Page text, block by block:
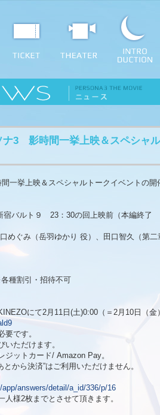
ナ3 影時間一挙上映＆スペシャ
間一挙上映＆スペシャルトークイベントの開
宿バルト９ 23：30の回上映前（本編終了
めぐみ（岳羽ゆかり 役）、田口智久（第
種割引・招待不可
にて2月11日(土)0:00（＝2月10日（金
です。
ただけます。
ットカード/ Amazon Pay。
から決済”はご利用いただけません。
answers/detail/a_id/336/p/16
様2枚までとさせて頂きます。